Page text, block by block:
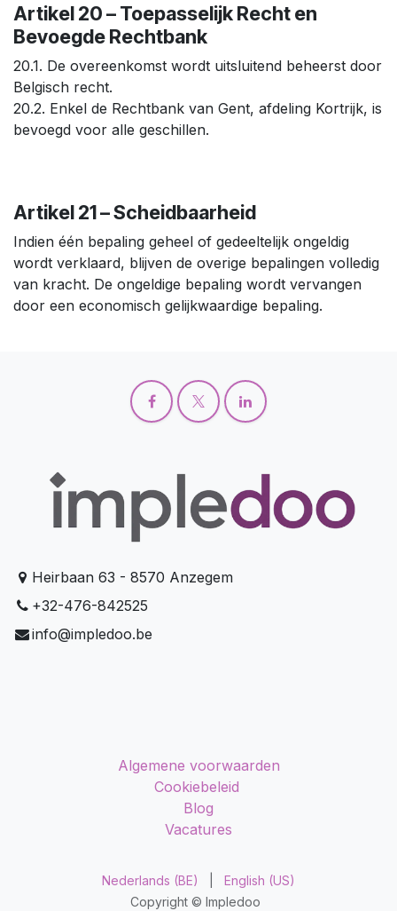
Artikel 20 – Toepasselijk Recht en
Bevoegde Rechtbank
20.1. De overeenkomst wordt uitsluitend beheerst door
Belgisch recht.
20.2. Enkel de Rechtbank van Gent, afdeling Kortrijk, is
bevoegd voor alle geschillen.
Artikel 21 – Scheidbaarheid
Indien één bepaling geheel of gedeeltelijk ongeldig
wordt verklaard, blijven de overige bepalingen volledig
van kracht. De ongeldige bepaling wordt vervangen
door een economisch gelijkwaardige bepaling.
Heirbaan 63 - 8570 Anzegem
+32-476-842525
info@impledoo.be
Algemene voorwaarden
Cookiebeleid
Blog
Vacatures
Copyright © Impledoo
Nederlands (BE) English (US)